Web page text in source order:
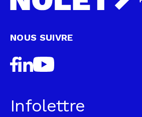
NOUS SUIVRE
Infolettre